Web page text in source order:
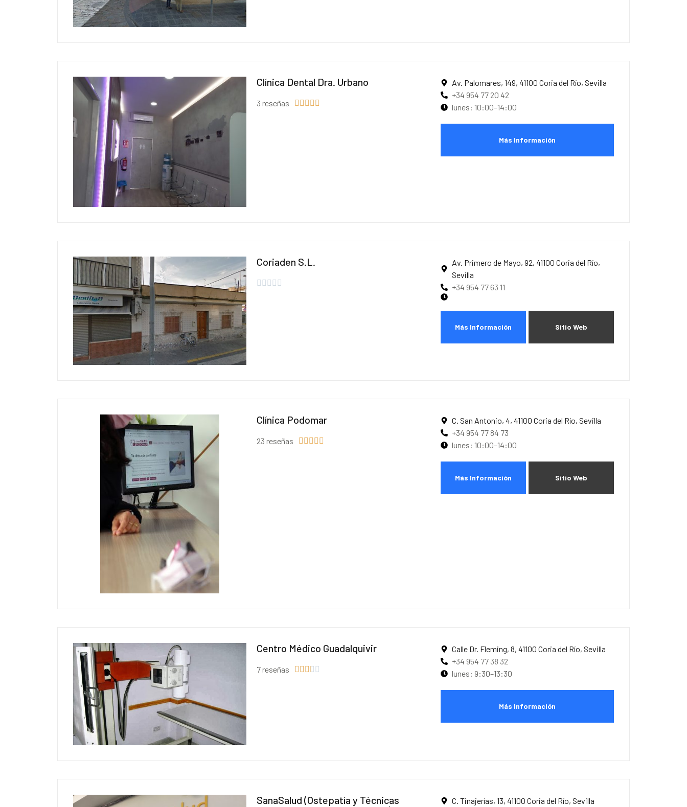
Clínica Dental Dra. Urbano
3 reseñas     
Av. Palomares, 149, 41100 Coria del Río, Sevilla
+34 954 77 20 42
lunes: 10:00–14:00
Más Información
Coriaden S.L.
    
Av. Primero de Mayo, 92, 41100 Coria del Río,
Sevilla
+34 954 77 63 11
Más Información Sitio Web
Clínica Podomar
23 reseñas     
C. San Antonio, 4, 41100 Coria del Río, Sevilla
+34 954 77 84 73
lunes: 10:00–14:00
Más Información Sitio Web
Centro Médico Guadalquivir
7 reseñas     
Calle Dr. Fleming, 8, 41100 Coria del Río, Sevilla
+34 954 77 38 32
lunes: 9:30–13:30
Más Información
SanaSalud (Ostepatía y Técnicas
C. Tinajerías, 13, 41100 Coria del Río, Sevilla